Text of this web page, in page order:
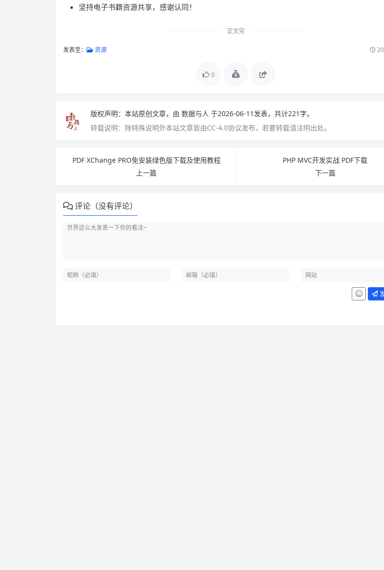
坚持电子书籍资源共享，感谢认同！
正文完
发表至： 资源
0
版权声明： 本站原创文章，由 数据与人 于2026-06-11发表，共计221字。
转载说明： 除特殊说明外本站文章皆由CC-4.0协议发布，若要转载请注明出处。
PDF XChange PRO免安装绿色版下载及使用教程
上一篇
PHP MVC开发实战 PDF下载
下一篇
评论（没有评论）